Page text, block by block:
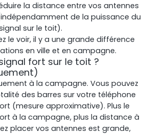
RouterAmp
la distance entre vos antennes
de la puissance du
sur le toit).
le voir, il y a une grande différence
en ville et en campagne.
fort sur le toit ?
à la campagne. Vous pouvez
des barres sur votre téléphone
(mesure approximative). Plus le
à la campagne, plus la distance à
placer vos antennes est grande,